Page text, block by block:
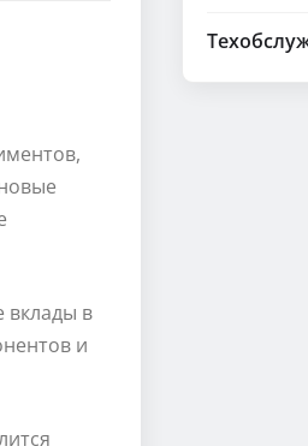
вклады в
и